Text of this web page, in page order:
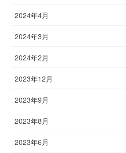
2024年4月
2024年3月
2024年2月
2023年12月
2023年9月
2023年8月
2023年6月